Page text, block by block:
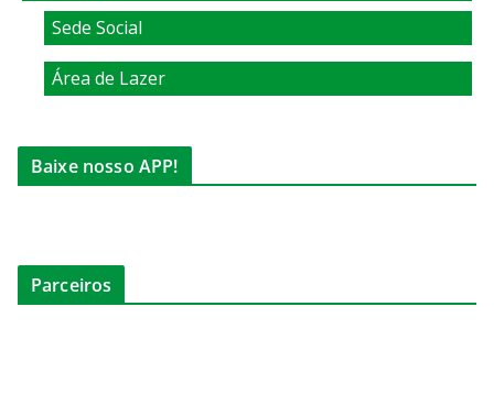
Sede Social
Área de Lazer
Baixe nosso APP!
Parceiros